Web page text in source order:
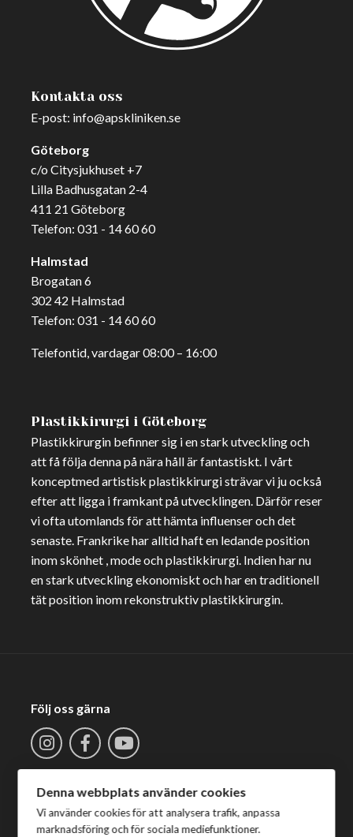
Kontakta oss
E-post: info@apskliniken.se
Göteborg
c/o Citysjukhuset +7
Lilla Badhusgatan 2-4
411 21 Göteborg
Telefon: 031 - 14 60 60
Halmstad
Brogatan 6
302 42 Halmstad
Telefon: 031 - 14 60 60
Telefontid, vardagar 08:00 – 16:00
Plastikkirurgi i Göteborg
Plastikkirurgin befinner sig i en stark utveckling och
att få följa denna på nära håll är fantastiskt. I vårt
konceptmed artistisk plastikkirurgi strävar vi ju också
efter att ligga i framkant på utvecklingen. Därför reser
vi ofta utomlands för att hämta influenser och det
senaste. Frankrike har alltid haft en ledande position
inom skönhet , mode och plastikkirurgi. Indien har nu
en stark utveckling ekonomiskt och har en traditionell
tät position inom rekonstruktiv plastikkirurgin.
Följ oss gärna
Denna webbplats använder cookies
Vi använder cookies för att analysera trafik, anpassa
marknadsföring och för sociala mediefunktioner.